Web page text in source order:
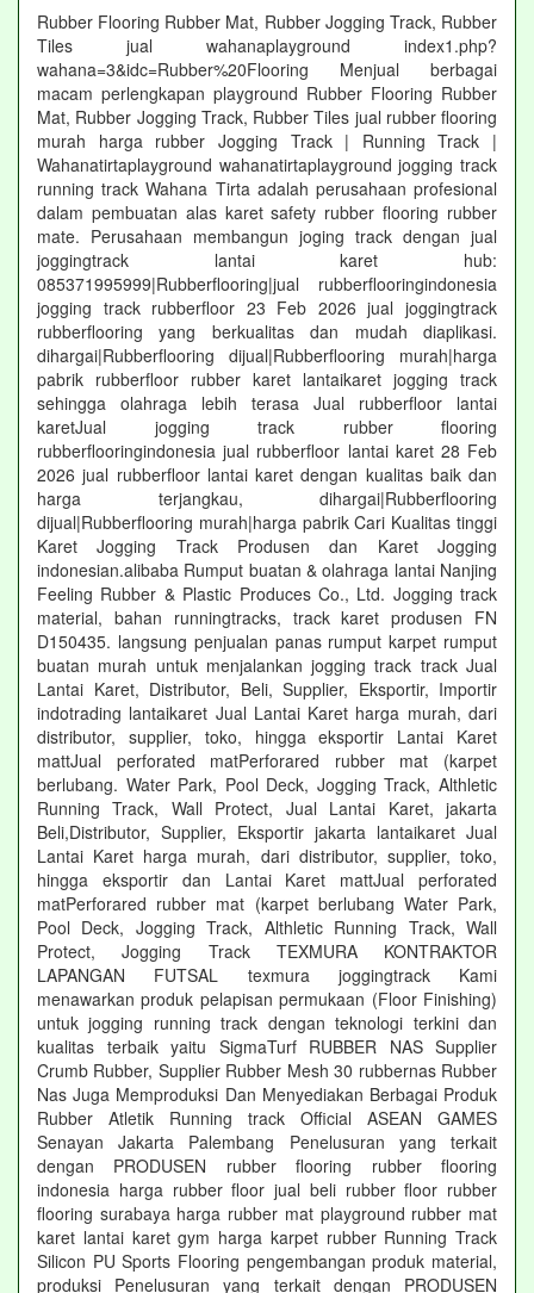
Rubber Flooring Rubber Mat, Rubber Jogging Track, Rubber
Tiles jual wahanaplayground index1.php?
wahana=3&idc=Rubber%20Flooring Menjual berbagai
macam perlengkapan playground Rubber Flooring Rubber
Mat, Rubber Jogging Track, Rubber Tiles jual rubber flooring
murah harga rubber Jogging Track | Running Track |
Wahanatirtaplayground wahanatirtaplayground jogging track
running track Wahana Tirta adalah perusahaan profesional
dalam pembuatan alas karet safety rubber flooring rubber
mate. Perusahaan membangun joging track dengan jual
joggingtrack lantai karet hub:
085371995999|Rubberflooring|jual rubberflooringindonesia
jogging track rubberfloor 23 Feb 2026 jual joggingtrack
rubberflooring yang berkualitas dan mudah diaplikasi.
dihargai|Rubberflooring dijual|Rubberflooring murah|harga
pabrik rubberfloor rubber karet lantaikaret jogging track
sehingga olahraga lebih terasa Jual rubberfloor lantai
karetJual jogging track rubber flooring
rubberflooringindonesia jual rubberfloor lantai karet 28 Feb
2026 jual rubberfloor lantai karet dengan kualitas baik dan
harga terjangkau, dihargai|Rubberflooring
dijual|Rubberflooring murah|harga pabrik Cari Kualitas tinggi
Karet Jogging Track Produsen dan Karet Jogging
indonesian.alibaba Rumput buatan & olahraga lantai Nanjing
Feeling Rubber & Plastic Produces Co., Ltd. Jogging track
material, bahan runningtracks, track karet produsen FN
D150435. langsung penjualan panas rumput karpet rumput
buatan murah untuk menjalankan jogging track track Jual
Lantai Karet, Distributor, Beli, Supplier, Eksportir, Importir
indotrading lantaikaret Jual Lantai Karet harga murah, dari
distributor, supplier, toko, hingga eksportir Lantai Karet
mattJual perforated matPerforared rubber mat (karpet
berlubang. Water Park, Pool Deck, Jogging Track, Althletic
Running Track, Wall Protect, Jual Lantai Karet, jakarta
Beli,Distributor, Supplier, Eksportir jakarta lantaikaret Jual
Lantai Karet harga murah, dari distributor, supplier, toko,
hingga eksportir dan Lantai Karet mattJual perforated
matPerforared rubber mat (karpet berlubang Water Park,
Pool Deck, Jogging Track, Althletic Running Track, Wall
Protect, Jogging Track TEXMURA KONTRAKTOR
LAPANGAN FUTSAL texmura joggingtrack Kami
menawarkan produk pelapisan permukaan (Floor Finishing)
untuk jogging running track dengan teknologi terkini dan
kualitas terbaik yaitu SigmaTurf RUBBER NAS Supplier
Crumb Rubber, Supplier Rubber Mesh 30 rubbernas Rubber
Nas Juga Memproduksi Dan Menyediakan Berbagai Produk
Rubber Atletik Running track Official ASEAN GAMES
Senayan Jakarta Palembang Penelusuran yang terkait
dengan PRODUSEN rubber flooring rubber flooring
indonesia harga rubber floor jual beli rubber floor rubber
flooring surabaya harga rubber mat playground rubber mat
karet lantai karet gym harga karpet rubber Running Track
Silicon PU Sports Flooring pengembangan produk material,
produksi Penelusuran yang terkait dengan PRODUSEN